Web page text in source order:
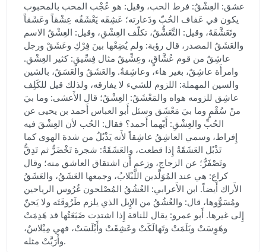
عشق: العِشْقُ: فرط الحب، وقيل: هو عُجْب المحب بالمحبوب
يكون في عَفاف الحُبّ ودَعارته؛ عَشِقَه يَعْشَقُه عِشْقاً وعَشَقاً
وتَعَشَّقَهُ، وقيل: التَّعَشُّقُ، تكلّف العِشْقِ، وقيل: العِشْقُ الاسم
والعَشَقُ المصدر، قال رؤبة: ولم يُضِعْها بينَ فِرْكِ وعَشَقْ ورجل
عاشِقٌ من قوم عُشَّاقٍ، وعِشِّيقٌ مثال فِسِّيقٍ: كثير العِشْقِ.
وامرأَة عاشِقٌ، بغير هاء، وعاشِقةٌ. والعَشَقُ والعَسَقُ، بالشين
والسين المهملة: اللزوم للشيء لا يفارقه، ولذلك قيل للكَلِف
عاشِق للزومه هواه والمَعْشَقُ: العِشْقُ؛ قال الأَعشى: وما بيَ
منْ سُقْمٍ وما بيَ مَعْشَق وسئل أَبو العباس أَحمد بن يحيى عن
الحُبِّ والعِشْقِ: أَيّهما أَحمد؟ فقال: الحُب لأن العِشْقَ فيه
إِفراط، وسمي العاشِقُ عاشِقاً لأَنه يَذْبُلُ من شدة الهوى كما
تَذْبُل العَشَقَةُ إِذا قطعت، والعَشَقَةُ: شجرة تَخْضَرُّ ثم تَدِقُّ
وتَصْفَرُّ؛ عن الزجاج، وزعم أَن اشتقاق العاشق منه؛ وقال
كراع: هي عند المُوَلَّدين اللَّبْلابُ، وجمعها العَشَقُ، والعَشَقُ
الأَراك أَيضاً. ابن الأَعرابي: العُشُقُ المُصْلحون غُرُوس الرياحين
ومُسَوُّوها، قال: والعُشُقُ من الإِبل الذي يلزم طَرُوقَتَه ولا يَحنّ
إِلى غيرها. أَبو عمرو: يقال للناقة إِذا اشتدت ضَبَعَتُها قد هَدِمَتْ
وهَوِسَتْ وبَلَمَتْ وتَهالَكَتْ وعَشِقَتْ وأَبْلَسَتْ، فهي مِبْلاسٌ،
وأَرَبَّتْ مثله.